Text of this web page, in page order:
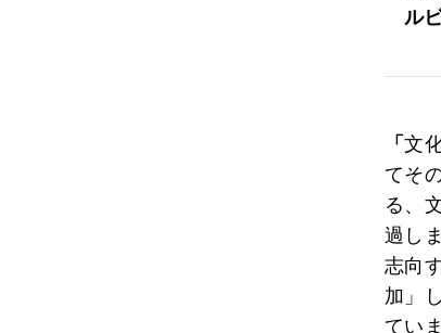
ル
「文
てそ
る、
過し
志向
加」
てい